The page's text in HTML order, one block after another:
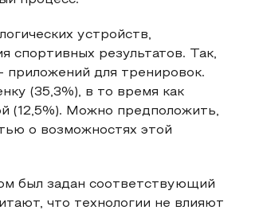
устройств,
спортивных результатов. Так,
для тренировок.
(35,3%), в то время как
(12,5%). Можно предположить,
о возможностях этой
был задан соответствующий
что технологии не влияют